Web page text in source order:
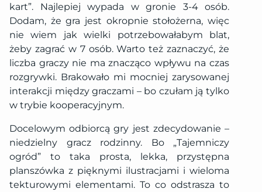
kart”. Najlepiej wypada w gronie 3-4 osób.
Dodam, że gra jest okropnie stołożerna, więc
nie wiem jak wielki potrzebowałabym blat,
żeby zagrać w 7 osób. Warto też zaznaczyć, że
liczba graczy nie ma znacząco wpływu na czas
rozgrywki. Brakowało mi mocniej zarysowanej
interakcji między graczami – bo czułam ją tylko
w trybie kooperacyjnym.
Docelowym odbiorcą gry jest zdecydowanie –
niedzielny gracz rodzinny. Bo „Tajemniczy
ogród” to taka prosta, lekka, przystępna
planszówka z pięknymi ilustracjami i wieloma
tekturowymi elementami. To co odstrasza to